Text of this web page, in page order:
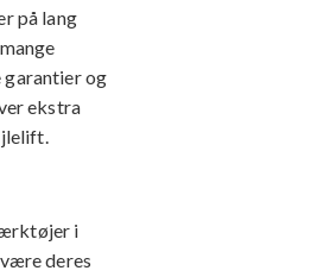
på lang
og
ekstra
i
deres